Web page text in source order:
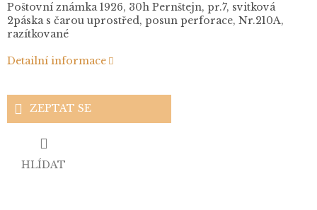
Poštovní známka 1926, 30h Pernštejn, pr.7, svitková
2páska s čarou uprostřed, posun perforace, Nr.210A,
razítkované
Detailní informace
ZEPTAT SE
HLÍDAT